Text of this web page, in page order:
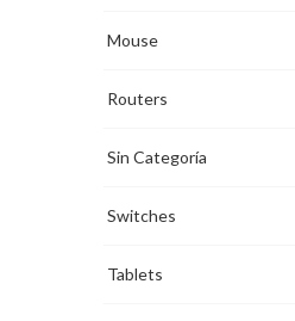
Mouse
Routers
Sin Categoría
Switches
Tablets